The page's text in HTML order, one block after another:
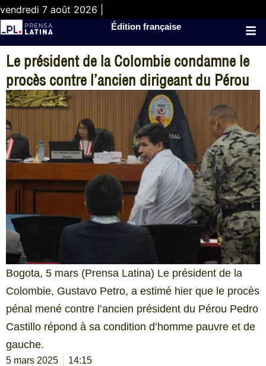
vendredi 7 août 2026 |
Édition française
Le président de la Colombie condamne le
procès contre l’ancien dirigeant du Pérou
Bogota, 5 mars (Prensa Latina) Le président de la
Colombie, Gustavo Petro, a estimé hier que le procès
pénal mené contre l’ancien président du Pérou Pedro
Castillo répond à sa condition d’homme pauvre et de
gauche.
5 mars 2025 14:15